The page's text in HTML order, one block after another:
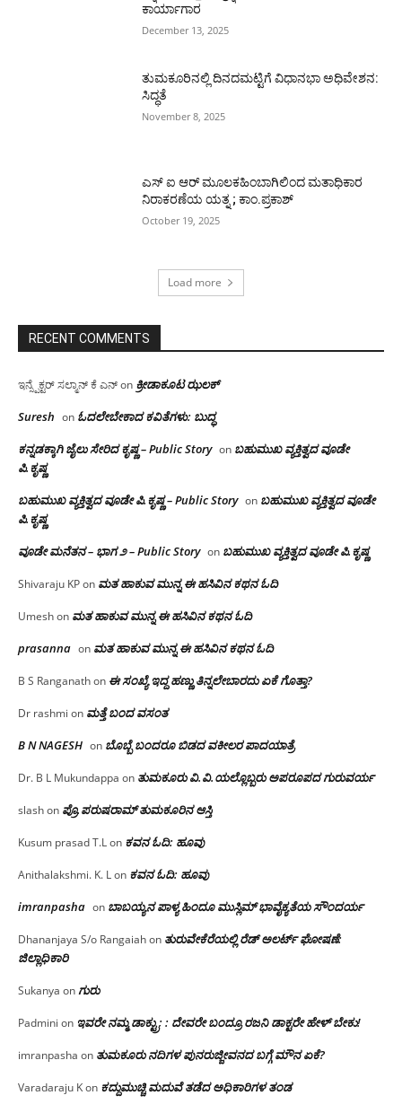
ಕಾರ್ಯಾಗಾರ
December 13, 2025
ತುಮಕೂರಿನಲ್ಲಿ ದಿನದಮಟ್ಟಿಗೆ ವಿಧಾನಭಾ ಅಧಿವೇಶನ:
ಸಿದ್ಧತೆ
November 8, 2025
ಎಸ್ ಐ ಆರ್ ಮೂಲಕಹಿಂಬಾಗಿಲಿಂದ ಮತಾಧಿಕಾರ
ನಿರಾಕರಣೆಯ ಯತ್ನ ; ಕಾಂ.ಪ್ರಕಾಶ್
October 19, 2025
Load more
RECENT COMMENTS
ಇನ್ಸ್ಪೆಕ್ಟರ್ ಸಲ್ಮಾನ್ ಕೆ ಎನ್on ಕ್ರೀಡಾಕೂಟ ಝಲಕ್
Suresh on ಓದಲೇಬೇಕಾದ‌ ಕವಿತೆಗಳು: ಬುದ್ಧ
ಕನ್ನಡಕ್ಕಾಗಿ ಜೈಲು ಸೇರಿದ ಕೃಷ್ಣ – Public Story on ಬಹುಮುಖ ವ್ಯಕ್ತಿತ್ವದ ವೂಡೇ
ಪಿ.ಕೃಷ್ಣ
ಬಹುಮುಖ ವ್ಯಕ್ತಿತ್ವದ ವೂಡೇ ಪಿ.ಕೃಷ್ಣ – Public Story on ಬಹುಮುಖ ವ್ಯಕ್ತಿತ್ವದ ವೂಡೇ
ಪಿ.ಕೃಷ್ಣ
ವೂಡೇ ಮನೆತನ – ಭಾಗ ೨ – Public Story on ಬಹುಮುಖ ವ್ಯಕ್ತಿತ್ವದ ವೂಡೇ ಪಿ.ಕೃಷ್ಣ
Shivaraju KPon ಮತ ಹಾಕುವ ಮುನ್ನ ಈ ಹಸಿವಿನ ಕಥನ ಓದಿ
Umeshon ಮತ ಹಾಕುವ ಮುನ್ನ ಈ ಹಸಿವಿನ ಕಥನ ಓದಿ
prasanna on ಮತ ಹಾಕುವ ಮುನ್ನ ಈ ಹಸಿವಿನ ಕಥನ ಓದಿ
B S Ranganathon ಈ ಸಂಖ್ಯೆ ಇದ್ದ ಹಣ್ಣು ತಿನ್ನಲೇಬಾರದು ಏಕೆ ಗೊತ್ತಾ?
Dr rashmi on ಮತ್ತೆ ಬಂದ ವಸಂತ
B N NAGESH on ಬೊಬ್ಬೆ ಬಂದರೂ ಬಿಡದ ವಕೀಲರ ಪಾದಯಾತ್ರೆ
Dr. B L Mukundappa on ತುಮಕೂರು‌ ವಿ.ವಿ.ಯಲ್ಲೊಬ್ಬರು ಅಪರೂಪದ ಗುರುವರ್ಯ
slashon ಪ್ರೊ.ಪರುಷರಾಮ್ ತುಮಕೂರಿನ ಆಸ್ತಿ
Kusum prasad T.Lon ಕವನ ಓದಿ: ಹೂವು
Anithalakshmi. K. Lon ಕವನ ಓದಿ: ಹೂವು
imranpasha on ಬಾಬಯ್ಯನ ಪಾಳ್ಯ ಹಿಂದೂ ಮುಸ್ಲಿಮ್ ಭಾವೈಕ್ಯತೆಯ ಸೌಂದರ್ಯ
Dhananjaya S/o Rangaiahon ತುರುವೇಕೆರೆಯಲ್ಲಿ ರೆಡ್ ಅಲರ್ಟ್ ಘೋಷಣೆ:
ಜಿಲ್ಲಾಧಿಕಾರಿ
Sukanya onಗುರು
Padmini on ಇವರೇ ನಮ್ಮ ಡಾಕ್ಟ್ರು; : ದೇವರೇ ಬಂದ್ರೂ ರಜನಿ ಡಾಕ್ಟರೇ ಹೇಳ್ ಬೇಕು!
imranpasha on ತುಮಕೂರು ನದಿಗಳ ಪುನರುಜ್ಜೀವನದ ಬಗ್ಗೆ ಮೌನ ಏಕೆ?
Varadaraju Kon ಕದ್ದುಮುಚ್ಚಿ ಮದುವೆ ತಡೆದ ಅಧಿಕಾರಿಗಳ ತಂಡ